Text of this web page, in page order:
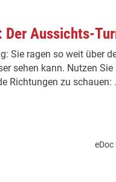
Der Aussichts-
Sie ragen so weit über
sehen kann. Nutzen
Richtungen zu schauen: